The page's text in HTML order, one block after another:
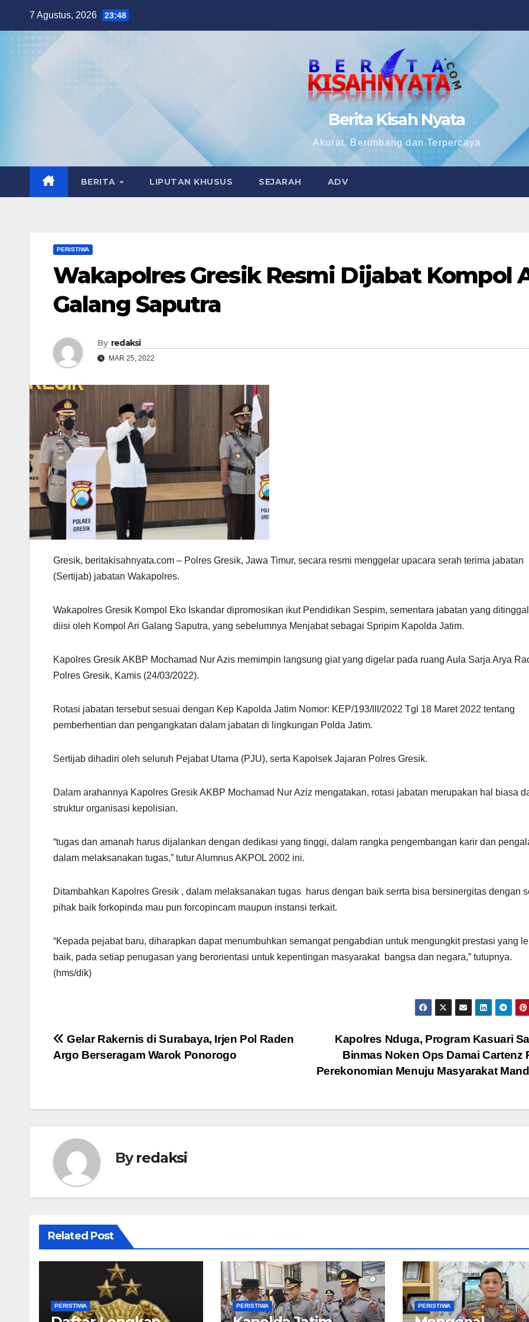
content
7 Agustus, 2026 23:48
Berita Kisah Nyata
Akurat, Berimbang dan Terpercaya
BERITA LIPUTAN KHUSUS SEJARAH ADV
PERISTIWA
Wakapolres Gresik Resmi Dijabat Kompol
Galang Saputra
By redaksi
MAR 25, 2022
Gresik, beritakisahnyata.com – Polres Gresik, Jawa Timur, secara resmi menggelar upacara serah terima jabatan
(Sertijab) jabatan Wakapolres.
Wakapolres Gresik Kompol Eko Iskandar dipromosikan ikut Pendidikan Sespim, sementara jabatan yang
diisi oleh Kompol Ari Galang Saputra, yang sebelumnya Menjabat sebagai Spripim Kapolda Jatim.
Kapolres Gresik AKBP Mochamad Nur Azis memimpin langsung giat yang digelar pada ruang Aula Sarja Arya
Polres Gresik, Kamis (24/03/2022).
Rotasi jabatan tersebut sesuai dengan Kep Kapolda Jatim Nomor: KEP/193/III/2022 Tgl 18 Maret 2022 tentang
pemberhentian dan pengangkatan dalam jabatan di lingkungan Polda Jatim.
Sertijab dihadiri oleh seluruh Pejabat Utama (PJU), serta Kapolsek Jajaran Polres Gresik.
Dalam arahannya Kapolres Gresik AKBP Mochamad Nur Aziz mengatakan, rotasi jabatan merupakan hal biasa
struktur organisasi kepolisian.
“tugas dan amanah harus dijalankan dengan dedikasi yang tinggi, dalam rangka pengembangan karir dan
dalam melaksanakan tugas,” tutur Alumnus AKPOL 2002 ini.
Ditambahkan Kapolres Gresik , dalam melaksanakan tugas harus dengan baik serrta bisa bersinergitas dengan
pihak baik forkopinda mau pun forcopincam maupun instansi terkait.
“Kepada pejabat baru, diharapkan dapat menumbuhkan semangat pengabdian untuk mengungkit prestasi yang
baik, pada setiap penugasan yang berorientasi untuk kepentingan masyarakat bangsa dan negara,” tutupnya.
(hms/dik)
Navigasi
pos
Kapolres Nduga, Program Kasuari
Binmas Noken Ops Damai Cartenz
Perekonomian Menuju Masyarakat
Gelar Rakernis di Surabaya, Irjen Pol Raden
Argo Berseragam Warok Ponorogo
Byredaksi
Related Post
PERISTIWA PERISTIWA PERISTIWA